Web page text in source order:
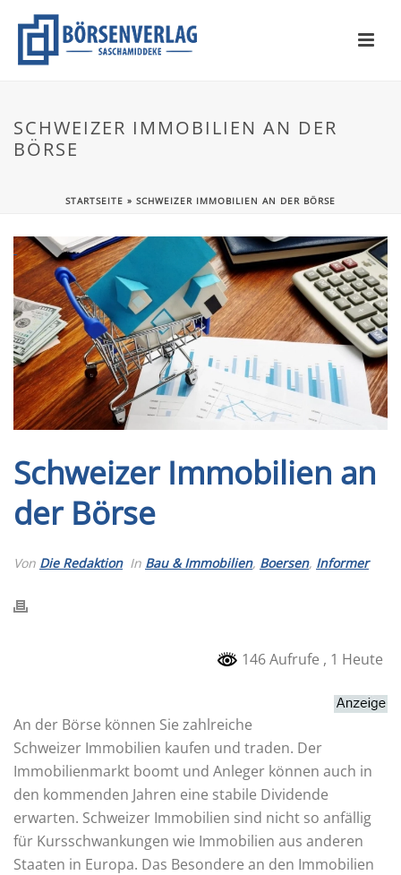
SCHWEIZER IMMOBILIEN AN DER
BÖRSE
STARTSEITE » SCHWEIZER IMMOBILIEN AN DER BÖRSE
Schweizer Immobilien an
der Börse
Von Die Redaktion In Bau & Immobilien, Boersen, Informer
146 Aufrufe , 1 Heute
An der Börse können Sie zahlreiche
Schweizer Immobilien kaufen und traden. Der
Immobilienmarkt boomt und Anleger können auch in
den kommenden Jahren eine stabile Dividende
erwarten. Schweizer Immobilien sind nicht so anfällig
für Kursschwankungen wie Immobilien aus anderen
Staaten in Europa. Das Besondere an den Immobilien